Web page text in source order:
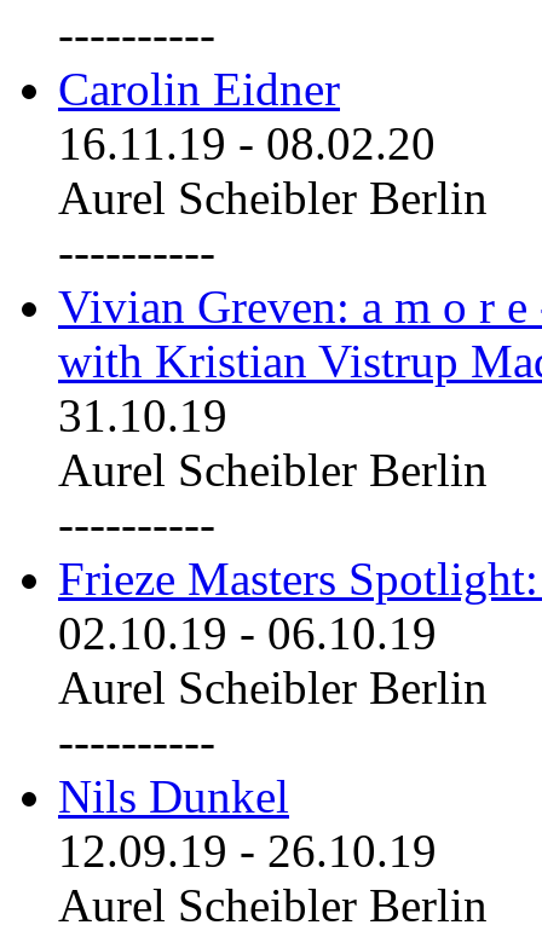
----------
Carolin Eidner
16.11.19 - 08.02.20
Aurel Scheibler Berlin
----------
Vivian Greven: a m o r
with Kristian Vistrup
31.10.19
Aurel Scheibler Berlin
----------
Frieze Masters
02.10.19 - 06.10.19
Aurel Scheibler Berlin
----------
Nils Dunkel
12.09.19 - 26.10.19
Aurel Scheibler Berlin